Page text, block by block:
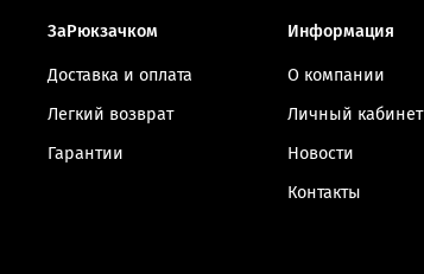
ЗаРюкзачком
Доставка и оплата
Легкий возврат
Гарантии
Информация
О компании
Личный кабинет
Новости
Контакты